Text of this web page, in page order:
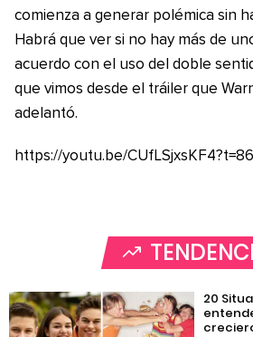
comienza a generar polémica sin
Habrá que ver si no hay más de
acuerdo con el uso del doble
que vimos desde el tráiler que
adelantó.
https://youtu.be/CUfLSjxsKF4?t=86
20